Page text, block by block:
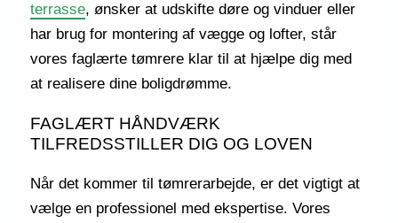
terrasse, ønsker at udskifte døre og vinduer eller
har brug for montering af vægge og lofter, står
vores faglærte tømrere klar til at hjælpe dig med
at realisere dine boligdrømme.
FAGLÆRT HÅNDVÆRK
TILFREDSSTILLER DIG OG LOVEN
Når det kommer til tømrerarbejde, er det vigtigt at
vælge en professionel med ekspertise. Vores